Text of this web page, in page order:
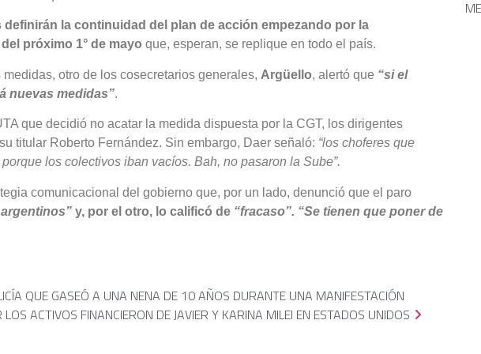
definirán la continuidad del plan de acción empezando por la
próximo 1° de mayo que, esperan, se replique en todo el país.
otro de los cosecretarios generales, Argüello, alertó que “si el
nuevas medidas”.
que decidió no acatar la medida dispuesta por la CGT, los dirigentes
titular Roberto Fernández. Sin embargo, Daer señaló: “los choferes que
los colectivos iban vacíos. Bah, no pasaron la Sube”.
comunicacional del gobierno que, por un lado, denunció que el paro
y, por el otro, lo calificó de “fracaso”. “Se tienen que poner de
QUE GASEÓ A UNA NENA DE 10 AÑOS DURANTE UNA MANIFESTACIÓN
ACTIVOS FINANCIERON DE JAVIER Y KARINA MILEI EN ESTADOS UNIDOS